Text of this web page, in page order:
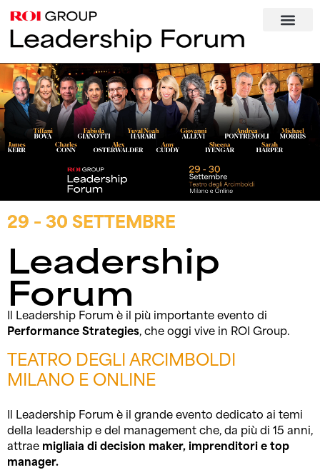
contenuto
29 – 30 SETTEMBRE
Leadership
Forum
Il Leadership Forum è il più importante evento di
Performance Strategies , che oggi vive in ROI Group.
TEATRO DEGLI ARCIMBOLDI
MILANO E ONLINE
Il Leadership Forum è il grande evento dedicato ai temi
della leadership e del management che, da più di 15 anni,
attrae migliaia di decision maker, imprenditori e top
manager.